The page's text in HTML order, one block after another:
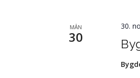
MÅN
30
30.